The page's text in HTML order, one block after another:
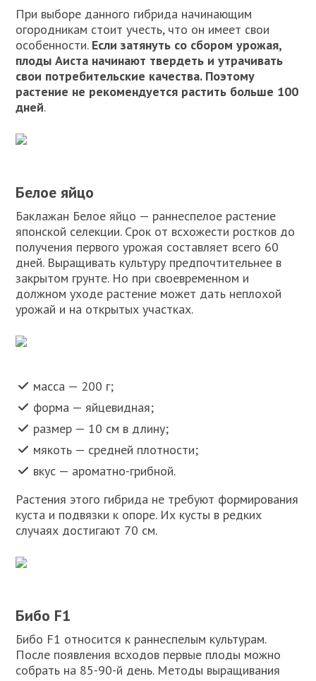
При выборе данного гибрида начинающим
огородникам стоит учесть, что он имеет свои
особенности. Если затянуть со сбором урожая,
плоды Аиста начинают твердеть и утрачивать
свои потребительские качества. Поэтому
растение не рекомендуется растить больше 100
дней.
Белое яйцо
Баклажан Белое яйцо — раннеспелое растение
японской селекции. Срок от всхожести ростков до
получения первого урожая составляет всего 60
дней. Выращивать культуру предпочтительнее в
закрытом грунте. Но при своевременном и
должном уходе растение может дать неплохой
урожай и на открытых участках.
масса — 200 г;
форма — яйцевидная;
размер — 10 см в длину;
мякоть — средней плотности;
вкус — ароматно-грибной.
Растения этого гибрида не требуют формирования
куста и подвязки к опоре. Их кусты в редких
случаях достигают 70 см.
Бибо F1
Бибо F1 относится к раннеспелым культурам.
После появления всходов первые плоды можно
собрать на 85-90-й день. Методы выращивания